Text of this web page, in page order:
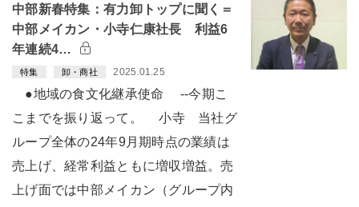
中部新春特集：有力卸トップに聞く＝
中部メイカン・小寺仁康社長 利益6
年連続4…
特集 卸・商社 2025.01.25
●地域の食文化継承使命 --今期こ
こまでを振り返って。 小寺 当社グ
ループ全体の24年9月期時点の業績は
売上げ、経常利益ともに増収増益。売
上げ面では中部メイカン（グループ内